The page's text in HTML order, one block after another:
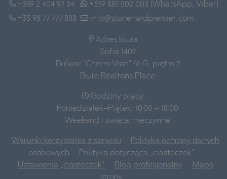
+359 2 404 97 34
+35 98 77 777 888
+359 887 502 003 (WhatsApp, Viber)
info@stonehardpremier.com
Adres biura:
Sofia 1407
Bulwar "Cherni Vrah" 51-G, piętro 7
Biuro Realtons Place
Godziny pracy:
Poniedziałek–Piątek: 10:00 – 18:00
Weekend i święta: nieczynne
Warunki korzystania z serwisu
Polityka ochrony danych
osobowych
Polityka dotycząca „ciasteczek”
Ustawienia „ciasteczek”
Blog profesjonalny
Mapa